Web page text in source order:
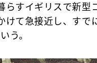
らすイギリスで新型
けて急接近し、すで
う。